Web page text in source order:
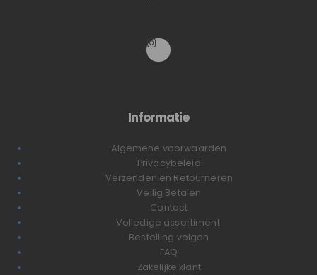
Informatie
Algemene voorwaarden
Privacybeleid
Verzenden en Retourneren
Veilig Betalen
Contact
Volledige assortiment
Bestelling volgen
FAQ
Zakelijke klant